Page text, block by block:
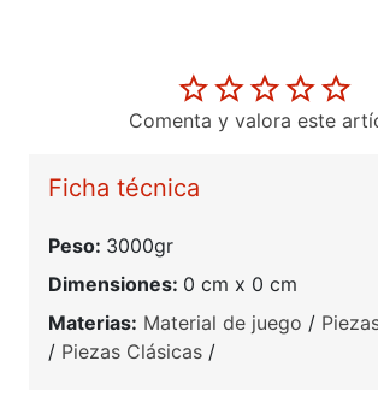
Comenta y valora este
Ficha técnica
Peso: 3000gr
Dimensiones: 0 cm x 0 cm
Materias: Material de juego /
/ Piezas Clásicas /